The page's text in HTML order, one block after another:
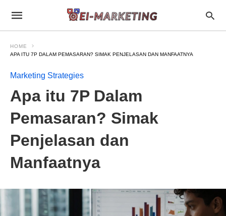
HOME
APA ITU 7P DALAM PEMASARAN? SIMAK PENJELASAN DAN MANFAATNYA
Marketing Strategies
Apa itu 7P Dalam
Pemasaran? Simak
Penjelasan dan
Manfaatnya